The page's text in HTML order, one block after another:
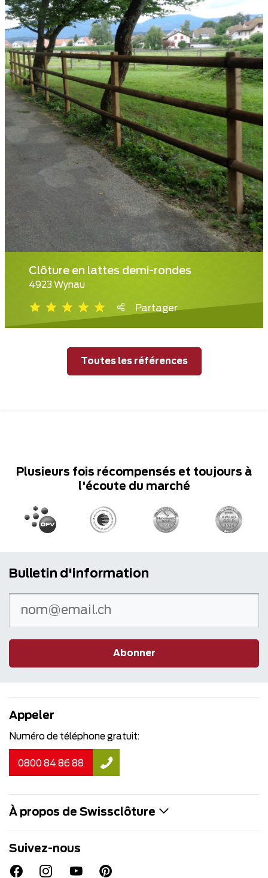
Clôture en lattes demi-rondes
4923 Wynau
Partager
Toutes les références
Plusieurs fois récompensés et toujours à
l'écoute du marché
Bulletin d'information
Abonner
Appeler
Numéro de téléphone gratuit:
0800 84 86 88
À propos de Swissclôture
Suivez-nous